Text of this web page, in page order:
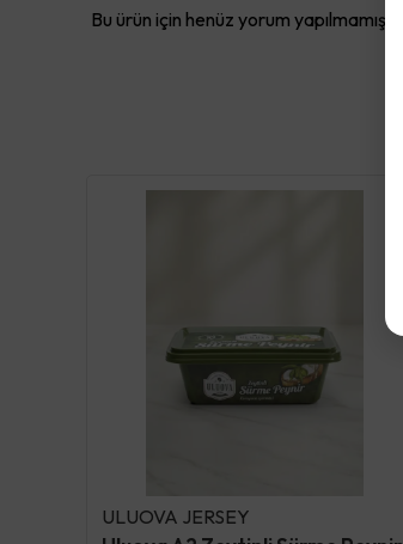
Bu ürün için henüz yorum yapılmamış.
ULUOVA JERSEY